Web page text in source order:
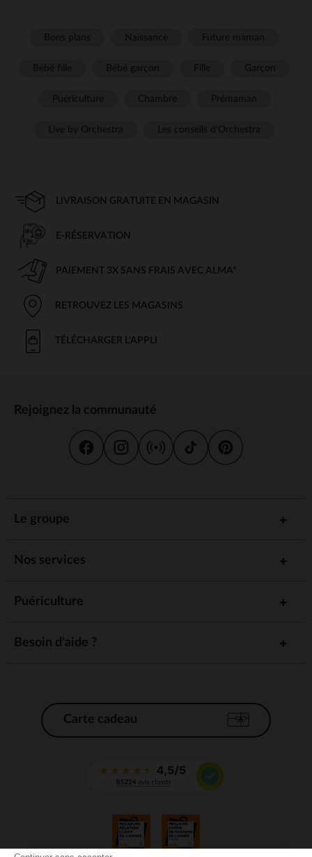
LIVRAISON GRATUITE EN MAGASIN
E-RÉSERVATION
PAIEMENT 3X SANS FRAIS AVEC ALMA*
RETROUVEZ LES MAGASINS
TÉLÉCHARGER L'APPLI
Rejoignez la communauté
Le groupe
Nos services
Puériculture
Besoin d'aide ?
Carte cadeau